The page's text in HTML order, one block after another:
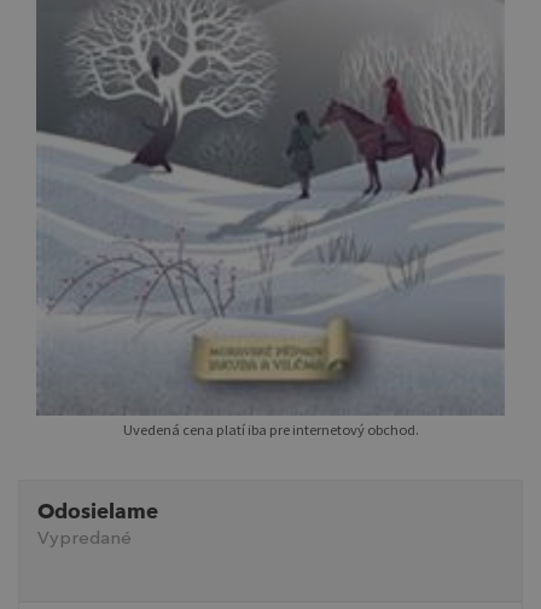
Uvedená cena platí iba pre internetový obchod.
Odosielame
Vypredané